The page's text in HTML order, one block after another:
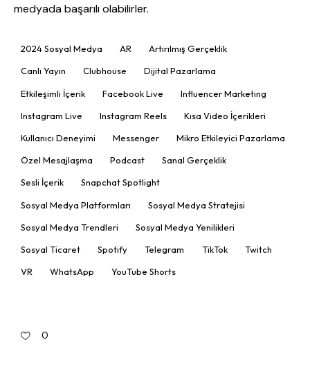
medyada başarılı olabilirler.
2024 Sosyal Medya AR Artırılmış Gerçeklik
Canlı Yayın Clubhouse Dijital Pazarlama
Etkileşimli İçerik Facebook Live Influencer Marketing
Instagram Live Instagram Reels Kısa Video İçerikleri
Kullanıcı Deneyimi Messenger Mikro Etkileyici Pazarlama
Özel Mesajlaşma Podcast Sanal Gerçeklik
Sesli İçerik Snapchat Spotlight
Sosyal Medya Platformları Sosyal Medya Stratejisi
Sosyal Medya Trendleri Sosyal Medya Yenilikleri
Sosyal Ticaret Spotify Telegram TikTok Twitch
VR WhatsApp YouTube Shorts
0